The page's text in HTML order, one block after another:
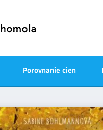
Porovnanie cien